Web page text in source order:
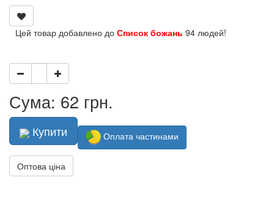
Цей товар добавлено до Список божань 94 людей!
Сума: 62 грн.
Купити Оплата частинами
Оптова ціна